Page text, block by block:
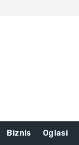
Biznis Oglasi